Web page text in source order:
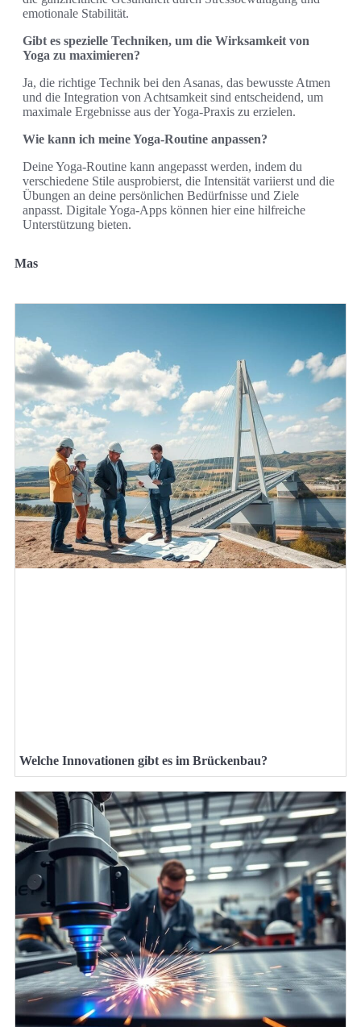
emotionale Stabilität.
Gibt es spezielle Techniken, um die Wirksamkeit von
Yoga zu maximieren?
Ja, die richtige Technik bei den Asanas, das bewusste Atmen
und die Integration von Achtsamkeit sind entscheidend, um
maximale Ergebnisse aus der Yoga-Praxis zu erzielen.
Wie kann ich meine Yoga-Routine anpassen?
Deine Yoga-Routine kann angepasst werden, indem du
verschiedene Stile ausprobierst, die Intensität variierst und die
Übungen an deine persönlichen Bedürfnisse und Ziele
anpasst. Digitale Yoga-Apps können hier eine hilfreiche
Unterstützung bieten.
Mas
Welche Innovationen gibt es im Brückenbau?